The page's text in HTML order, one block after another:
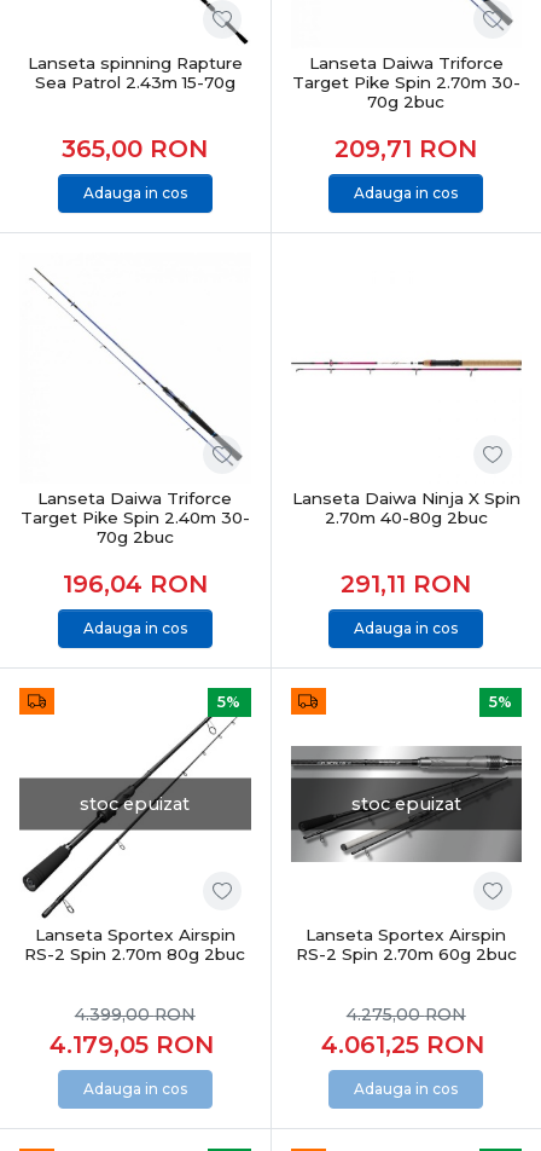
Lanseta spinning Rapture
Sea Patrol 2.43m 15-70g
365,00 RON
Adauga in cos
Lanseta Daiwa Triforce
Target Pike Spin 2.70m 30-
70g 2buc
209,71 RON
Adauga in cos
Lanseta Daiwa Triforce
Target Pike Spin 2.40m 30-
70g 2buc
196,04 RON
Adauga in cos
Lanseta Daiwa Ninja X Spin
2.70m 40-80g 2buc
291,11 RON
Adauga in cos
stoc epuizat
5%
Lanseta Sportex Airspin
RS-2 Spin 2.70m 80g 2buc
4.179,05 RON
4.399,00RON
Adauga in cos
stoc epuizat
5%
Lanseta Sportex Airspin
RS-2 Spin 2.70m 60g 2buc
4.061,25 RON
4.275,00RON
Adauga in cos